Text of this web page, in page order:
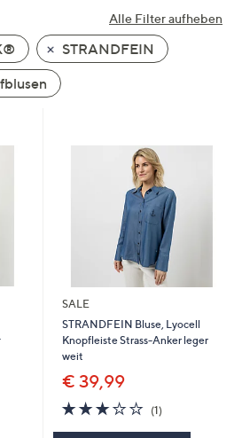
Alle Filter aufheben
STRANDFEIN
SALE
STRANDFEIN Bluse, Lyocell
Knopfleiste Strass-Anker leger
weit
€ 39,99
3.0
von
(1)1